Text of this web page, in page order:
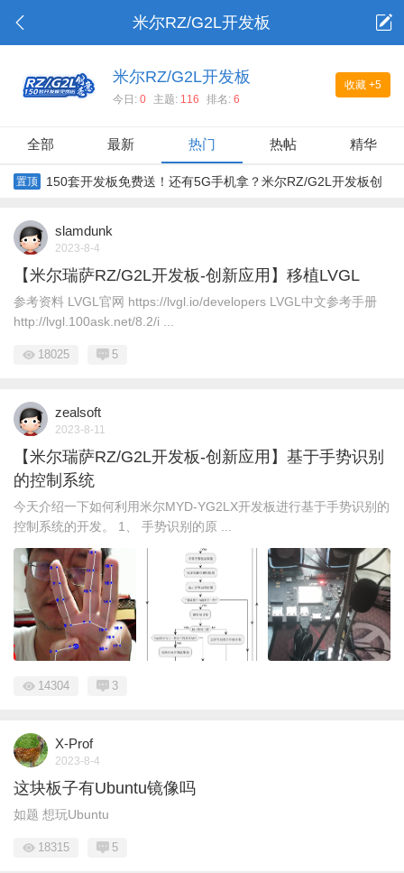
米尔RZ/G2L开发板
收藏 +5
米尔RZ/G2L开发板
今日: 0 主题: 116 排名: 6
全部 最新 热门 热帖 精华
置顶 150套开发板免费送！还有5G手机拿？米尔RZ/G2L开发板创
slamdunk
2023-8-4
【米尔瑞萨RZ/G2L开发板-创新应用】移植LVGL
参考资料 LVGL官网 https://lvgl.io/developers LVGL中文参考手册
http://lvgl.100ask.net/8.2/i ...
18025 5
zealsoft
2023-8-11
【米尔瑞萨RZ/G2L开发板-创新应用】基于手势识别
的控制系统
今天介绍一下如何利用米尔MYD-YG2LX开发板进行基于手势识别的
控制系统的开发。 1、 手势识别的原 ...
14304 3
X-Prof
2023-8-4
这块板子有Ubuntu镜像吗
如题 想玩Ubuntu
18315 5